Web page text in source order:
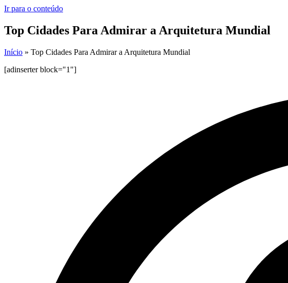
Ir para o conteúdo
Top Cidades Para Admirar a Arquitetura Mundial
Início » Top Cidades Para Admirar a Arquitetura Mundial
[adinserter block="1"]